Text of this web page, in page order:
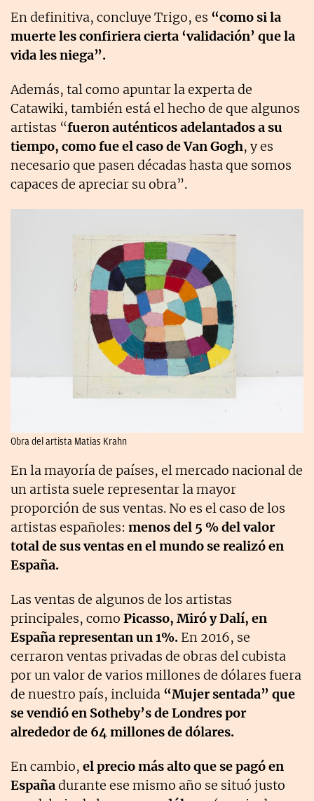
En definitiva, concluye Trigo, es “como si la
muerte les confiriera cierta ‘validación’ que la
vida les niega”.
Además, tal como apuntar la experta de
Catawiki, también está el hecho de que algunos
artistas “fueron auténticos adelantados a su
tiempo, como fue el caso de Van Gogh, y es
necesario que pasen décadas hasta que somos
capaces de apreciar su obra”.
Obra del artista Matias Krahn
En la mayoría de países, el mercado nacional de
un artista suele representar la mayor
proporción de sus ventas. No es el caso de los
artistas españoles: menos del 5 % del valor
total de sus ventas en el mundo se realizó en
España.
Las ventas de algunos de los artistas
principales, como Picasso, Miró y Dalí, en
España representan un 1%. En 2016, se
cerraron ventas privadas de obras del cubista
por un valor de varios millones de dólares fuera
de nuestro país, incluida “Mujer sentada” que
se vendió en Sotheby’s de Londres por
alrededor de 64 millones de dólares.
En cambio, el precio más alto que se pagó en
Españadurante ese mismo año se situó justo